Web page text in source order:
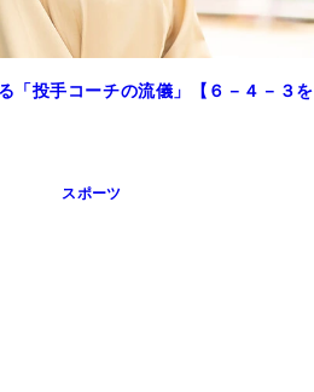
「投手コーチの流儀」【６－４－３を
スポーツ